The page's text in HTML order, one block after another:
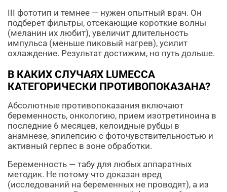
III фототип и темнее — нужен опытный врач. Он
подберет фильтры, отсекающие короткие волны
(меланин их любит), увеличит длительность
импульса (меньше пиковый нагрев), усилит
охлаждение. Результат достижим, но путь дольше.
В КАКИХ СЛУЧАЯХ LUMECCA
КАТЕГОРИЧЕСКИ ПРОТИВОПОКАЗАНА?
Абсолютные противопоказания включают
беременность, онкологию, прием изотретиноина в
последние 6 месяцев, келоидные рубцы в
анамнезе, эпилепсию с фоточувствительностью и
активный герпес в зоне обработки.
Беременность — табу для любых аппаратных
методик. Не потому что доказан вред
(исследований на беременных не проводят), а из